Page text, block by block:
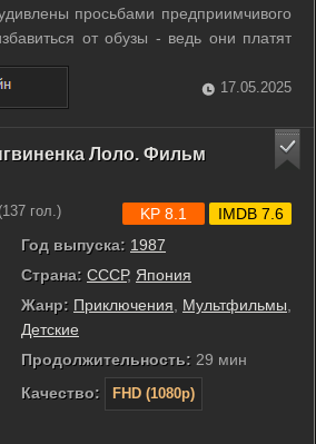
просьбами предприимчивого
от обузы - ведь они платят
ревизских сказках крестьян как за
Павел Иванович планирует
махинаций и ...
17.05.2025
Лоло. Фильм
137 гол.)
Год выпуска: 1987
Страна: СССР, Япония
Жанр: Приключения Мультфильмы
Детские
Продолжительность: 29 мин
Качество:
FHD (1080p)
KP 8.1 IMDB 7.6